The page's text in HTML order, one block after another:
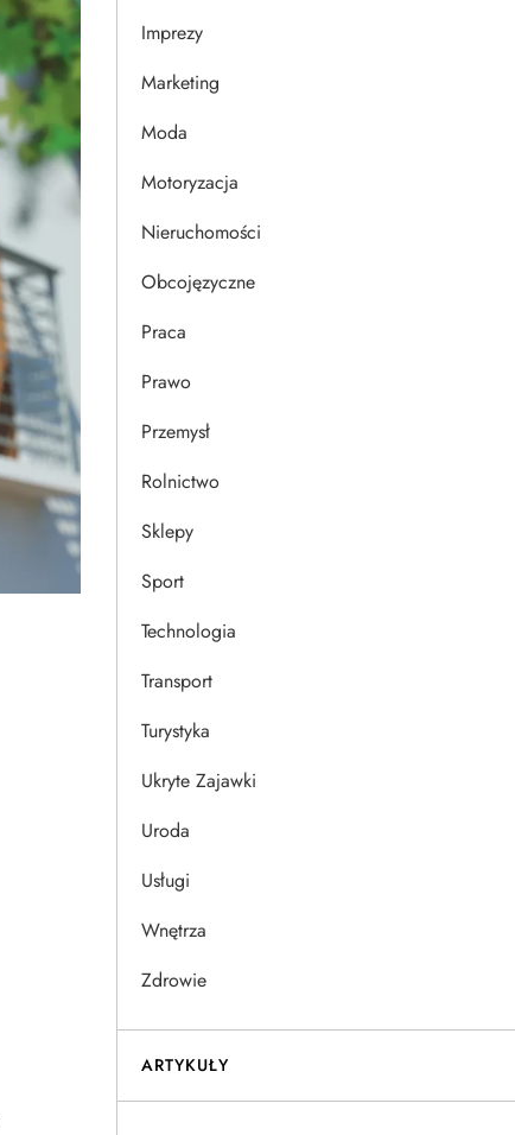
Imprezy
Marketing
Moda
Motoryzacja
Nieruchomości
Obcojęzyczne
Praca
Prawo
Przemysł
Rolnictwo
Sklepy
Sport
Technologia
Transport
Turystyka
Ukryte Zajawki
Uroda
Usługi
Wnętrza
Zdrowie
ARTYKUŁY